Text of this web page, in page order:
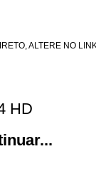
ALTERE NO
HD